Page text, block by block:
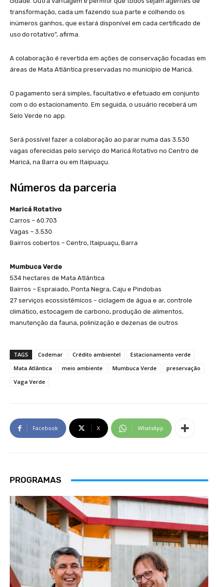
transformação, cada um fazendo sua parte e colhendo os
inúmeros ganhos, que estará disponível em cada certificado de
uso do rotativo”, afirma.
A colaboração é revertida em ações de conservação focadas em
áreas de Mata Atlântica preservadas no município de Maricá.
O pagamento será simples, facultativo e efetuado em conjunto
com o do estacionamento. Em seguida, o usuário receberá um
Selo Verde no app.
Será possível fazer a colaboração ao parar numa das 3.530
vagas oferecidas pelo serviço do Maricá Rotativo no Centro de
Maricá, na Barra ou em Itaipuaçu.
Números da parceria
Maricá Rotativo
Carros – 60.703
Vagas – 3.530
Bairros cobertos – Centro, Itaipuaçu, Barra
Mumbuca Verde
534 hectares de Mata Atlântica
Bairros – Espraiado, Ponta Negra, Caju e Pindobas
27 serviços ecossistêmicos – ciclagem de água e ar, controle
climático, estocagem de carbono, produção de alimentos,
manutenção da fauna, polinização e dezenas de outros
TAGS Codemar Crédito ambientel
Estacionamento verde
Mata Atlântica
meio ambiente Mumbuca Verde
preservação
Vaga Verde
Facebook X WhatsApp
PROGRAMAS